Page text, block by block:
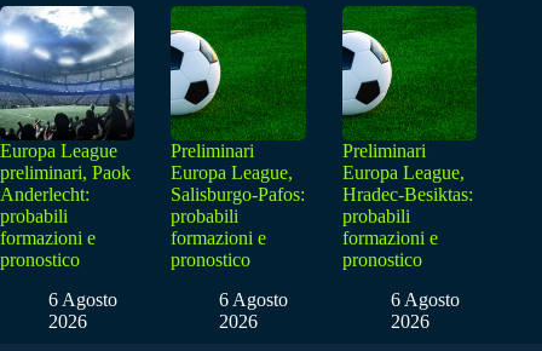
Europa League
preliminari, Paok
Anderlecht:
probabili
formazioni e
pronostico
6 Agosto
2026
Preliminari
Europa League,
Salisburgo-Pafos:
probabili
formazioni e
pronostico
6 Agosto
2026
Preliminari
Europa League,
Hradec-Besiktas:
probabili
formazioni e
pronostico
6 Agosto
2026